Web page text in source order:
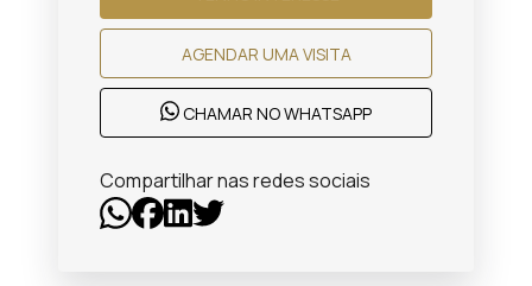
AGENDAR UMA VISITA
CHAMAR NO WHATSAPP
Compartilhar nas redes sociais